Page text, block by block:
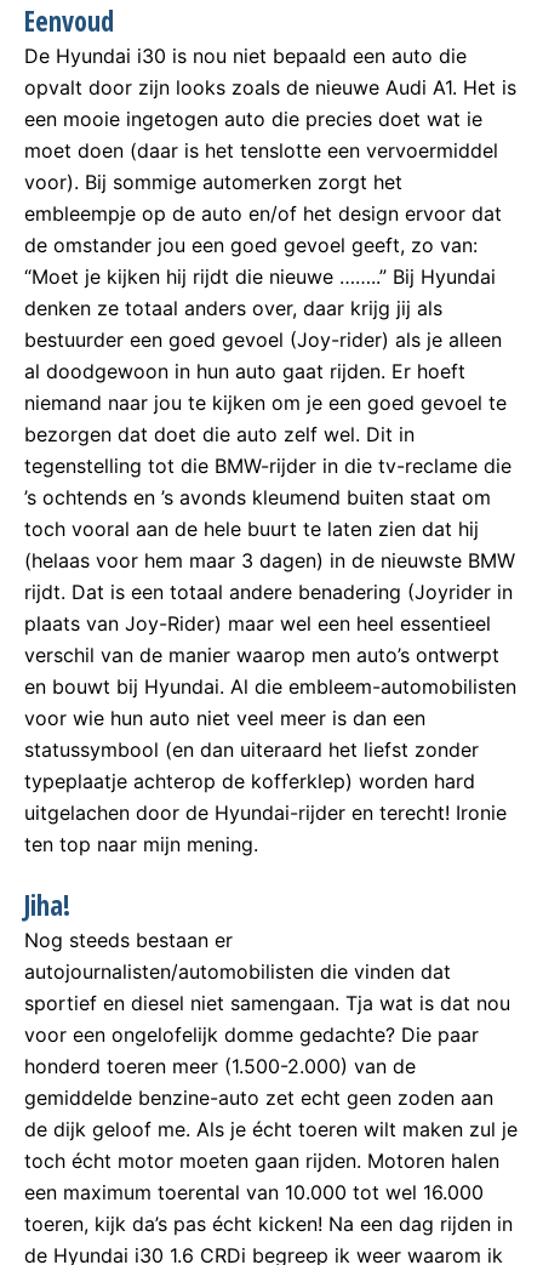
Eenvoud
De Hyundai i30 is nou niet bepaald een auto die
opvalt door zijn looks zoals de nieuwe Audi A1. Het is
een mooie ingetogen auto die precies doet wat ie
moet doen (daar is het tenslotte een vervoermiddel
voor). Bij sommige automerken zorgt het
embleempje op de auto en/of het design ervoor dat
de omstander jou een goed gevoel geeft, zo van:
“Moet je kijken hij rijdt die nieuwe ……..” Bij Hyundai
denken ze totaal anders over, daar krijg jij als
bestuurder een goed gevoel (Joy-rider) als je alleen
al doodgewoon in hun auto gaat rijden. Er hoeft
niemand naar jou te kijken om je een goed gevoel te
bezorgen dat doet die auto zelf wel. Dit in
tegenstelling tot die BMW-rijder in die tv-reclame die
’s ochtends en ’s avonds kleumend buiten staat om
toch vooral aan de hele buurt te laten zien dat hij
(helaas voor hem maar 3 dagen) in de nieuwste BMW
rijdt. Dat is een totaal andere benadering (Joyrider in
plaats van Joy-Rider) maar wel een heel essentieel
verschil van de manier waarop men auto’s ontwerpt
en bouwt bij Hyundai. Al die embleem-automobilisten
voor wie hun auto niet veel meer is dan een
statussymbool (en dan uiteraard het liefst zonder
typeplaatje achterop de kofferklep) worden hard
uitgelachen door de Hyundai-rijder en terecht! Ironie
ten top naar mijn mening.
Jiha!
Nog steeds bestaan er
autojournalisten/automobilisten die vinden dat
sportief en diesel niet samengaan. Tja wat is dat nou
voor een ongelofelijk domme gedachte? Die paar
honderd toeren meer (1.500-2.000) van de
gemiddelde benzine-auto zet echt geen zoden aan
de dijk geloof me. Als je écht toeren wilt maken zul je
toch écht motor moeten gaan rijden. Motoren halen
een maximum toerental van 10.000 tot wel 16.000
toeren, kijk da’s pas écht kicken! Na een dag rijden in
de Hyundai i30 1.6 CRDi begreep ik weer waarom ik